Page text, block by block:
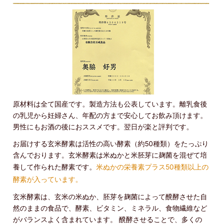
原材料は全て国産です。製造方法も公表しています。離乳食後
の乳児から妊婦さん、年配の方まで安心してお飲み頂けます。
男性にもお酒の後におススメです。翌日が楽と評判です。
お届けする玄米酵素は活性の高い酵素（約50種類）をたっぷり
含んでおります。玄米酵素は米ぬかと米胚芽に麹菌を混ぜて培
養して作られた酵素です。米ぬかの栄養素プラス50種類以上の
酵素が入っています。
玄米酵素は、玄米の米ぬか、胚芽を麹菌によって醗酵させた自
然のままの食品で、酵素、ビタミン、ミネラル、食物繊維など
がバランスよく含まれています。 醗酵させることで、多くの